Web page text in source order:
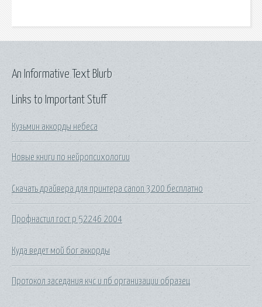
Links to Important Stuff
Кузьмин аккорды небеса
Новые книги по нейропсихологии
Скачать драйвера для принтера canon 3200 бесплатно
Профнастил гост р 52246 2004
Куда ведет мой бог аккорды
Протокол заседания кчс и пб организации образец
An Informative Text Blurb